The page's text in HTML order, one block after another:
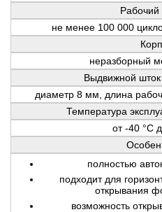
Рабочий
не менее 100 000
неразборный
Выдвижной
диаметр 8 мм, длина
Температура
от -40 °C
полностью
подходит для
открывания
возможность